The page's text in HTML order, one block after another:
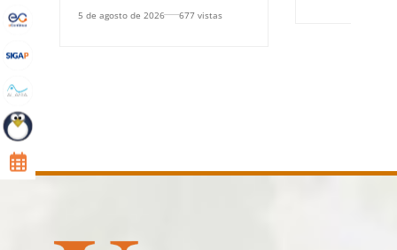
Derecho, (RIFED)
5 de agosto de 2026 677 vistas